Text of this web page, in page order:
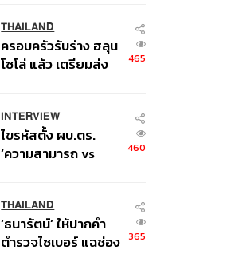
ป.ป.ช. 12 ส.ค. นี้
THAILAND
ครอบครัวรับร่าง ฮลุน
โซโล่ แล้ว เตรียมส่ง
465
INTERVIEW
ไขรหัสตั้ง ผบ.ตร.
‘ความสามารถ vs
พล.ต.อ. เอก อังสนา
นนท์
460
THAILAND
‘ธนารัตน์’ ให้ปากคำ
ตำรวจไซเบอร์ แฉช่อง
365